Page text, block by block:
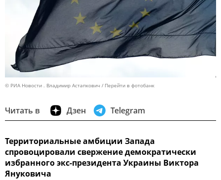
© РИА Новости . Владимир Астапкович Перейти в фотобанк
Читать в Дзен Telegram
Территориальные амбиции Запада
спровоцировали свержение демократически
избранного экс-президента Украины Виктора
Януковича